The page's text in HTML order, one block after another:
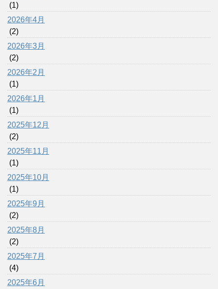
(1)
2026年4月
(2)
2026年3月
(2)
2026年2月
(1)
2026年1月
(1)
2025年12月
(2)
2025年11月
(1)
2025年10月
(1)
2025年9月
(2)
2025年8月
(2)
2025年7月
(4)
2025年6月